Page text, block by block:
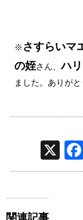
※ さすらいマ
の姪さん、ハ
ました。ありがと
X
関連記事